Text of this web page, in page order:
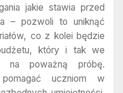
jakie stawia przed
– pozwoli to uniknąć
co z kolei będzie
który i tak we
na poważną próbę.
uczniom w